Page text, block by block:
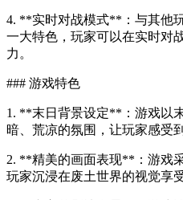
4. **实时对战模式**：与其他
一大特色，玩家可以在实时对
力。
### 游戏特色
1. **末日背景设定**：游戏以
暗、荒凉的氛围，让玩家感受
2. **精美的画面表现**：游戏
玩家沉浸在废土世界的视觉享受